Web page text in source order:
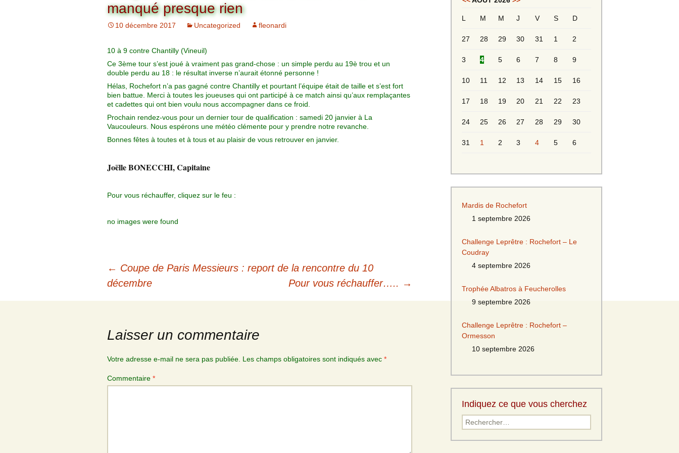
Charte pour les joueurs
des équipes
Organigramme
Commission Loisirs
Commission Sportive
Ryder Cup
Trophée Triple
Couronne
Senior Messieurs
Championnat interclubs
Dames
Coupe de Paris Senior
Dames
Messieurs
Equipe Senior 2
Messieurs
Equipe Mid-Amateurs
Messieurs 2ème série
Messieurs Golden
Brut Dames Novembre
Février
Avril
Mai
Juin
manqué presque rien
10 décembre 2017 Uncategorized fleonardi
10 à 9 contre Chantilly (Vineuil)
Ce 3ème tour s’est joué à vraiment pas grand-chose : un simple perdu au 19è trou et un
double perdu au 18 : le résultat inverse n’aurait étonné personne !
Hélas, Rochefort n’a pas gagné contre Chantilly et pourtant l’équipe était de taille et s’est fort
bien battue. Merci à toutes les joueuses qui ont participé à ce match ainsi qu’aux remplaçantes
et cadettes qui ont bien voulu nous accompagner dans ce froid.
Prochain rendez-vous pour un dernier tour de qualification : samedi 20 janvier à La
Vaucouleurs. Nous espérons une météo clémente pour y prendre notre revanche.
Bonnes fêtes à toutes et à tous et au plaisir de vous retrouver en janvier.
Joëlle BONECCHI, Capitaine
Pour vous réchauffer, cliquez sur le feu :
no images were found
articles
← Coupe de Paris Messieurs : report de la rencontre du 10
décembre
Pour vous réchauffer….. →
Laisser un commentaire
Votre adresse e-mail ne sera pas publiée. Les champs obligatoires sont indiqués avec *
Commentaire *
L M M J V S D
27 28 29 30 31 1 2
3 4 5 6 7 8 9
10 11 12 13 14 15 16
17 18 19 20 21 22 23
24 25 26 27 28 29 30
31 1 2 3 4 5 6
Mardis de Rochefort
1 septembre 2026
Challenge Leprêtre : Rochefort – Le
Coudray
4 septembre 2026
Trophée Albatros à Feucherolles
9 septembre 2026
Challenge Leprêtre : Rochefort –
Ormesson
10 septembre 2026
Indiquez ce que vous cherchez
Rechercher :